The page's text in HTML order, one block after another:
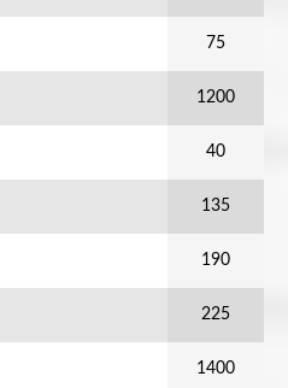
75
1200
40
135
190
225
1400